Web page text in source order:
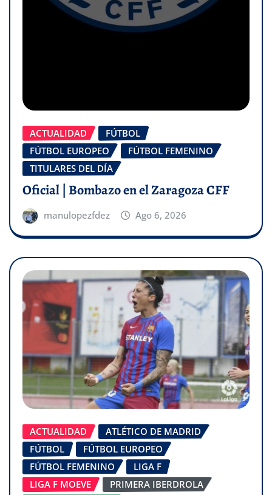
ACTUALIDAD
FÚTBOL
FÚTBOL EUROPEO
FÚTBOL FEMENINO
TITULARES DEL DÍA
Oficial | Bombazo en el Zaragoza CFF
manulopezfdez Ago 6, 2026
ACTUALIDAD
ATLÉTICO DE MADRID
FÚTBOL
FÚTBOL EUROPEO
FÚTBOL FEMENINO
LIGA F
LIGA F MOEVE
PRIMERA IBERDROLA